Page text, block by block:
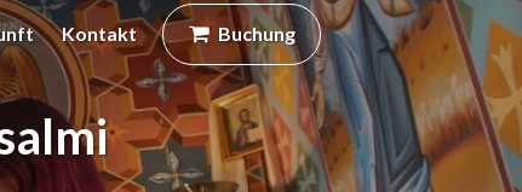
Kontakt Buchung